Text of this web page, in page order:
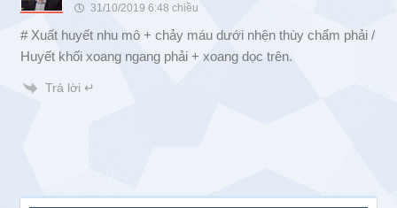
31/10/2019 6:48 chiều
# Xuất huyết nhu mô + chảy máu dưới nhện thùy chẩm phải /
Huyết khối xoang ngang phải + xoang dọc trên.
Trả lời ↵